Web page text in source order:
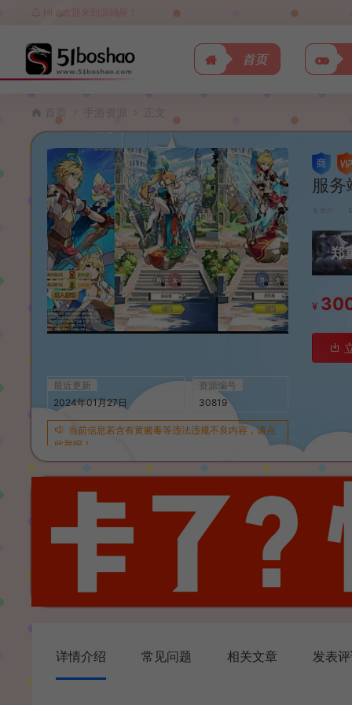
HI，欢迎来到源码屋！
首页
首页 手游资源 正文
最近更新
2024年01月27日
资源编号
30819
当前信息若含有黄赌毒等违法违规不良内容，请点
此举报！
服
波少
郑
¥
详情介绍 常见问题 相关文章 发表